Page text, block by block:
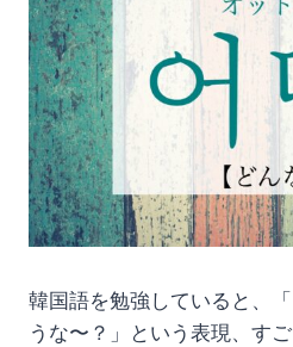
韓国語を勉強していると、
うな〜？」という表現、す